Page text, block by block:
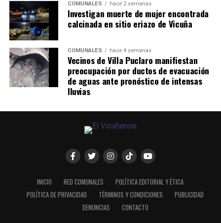
COMUNALES hace 2 semanas
Investigan muerte de mujer encontrada
calcinada en sitio eriazo de Vicuña
COMUNALES hace 4 semanas
Vecinos de Villa Puclaro manifiestan
preocupación por ductos de evacuación
de aguas ante pronóstico de intensas
lluvias
INICIO RED COMUNALES
POLÍTICA EDITORIAL Y ÉTICA
POLÍTICA DE PRIVACIDAD
TÉRMINOS Y CONDICIONES
PUBLICIDAD
DENUNCIAS
CONTACTO